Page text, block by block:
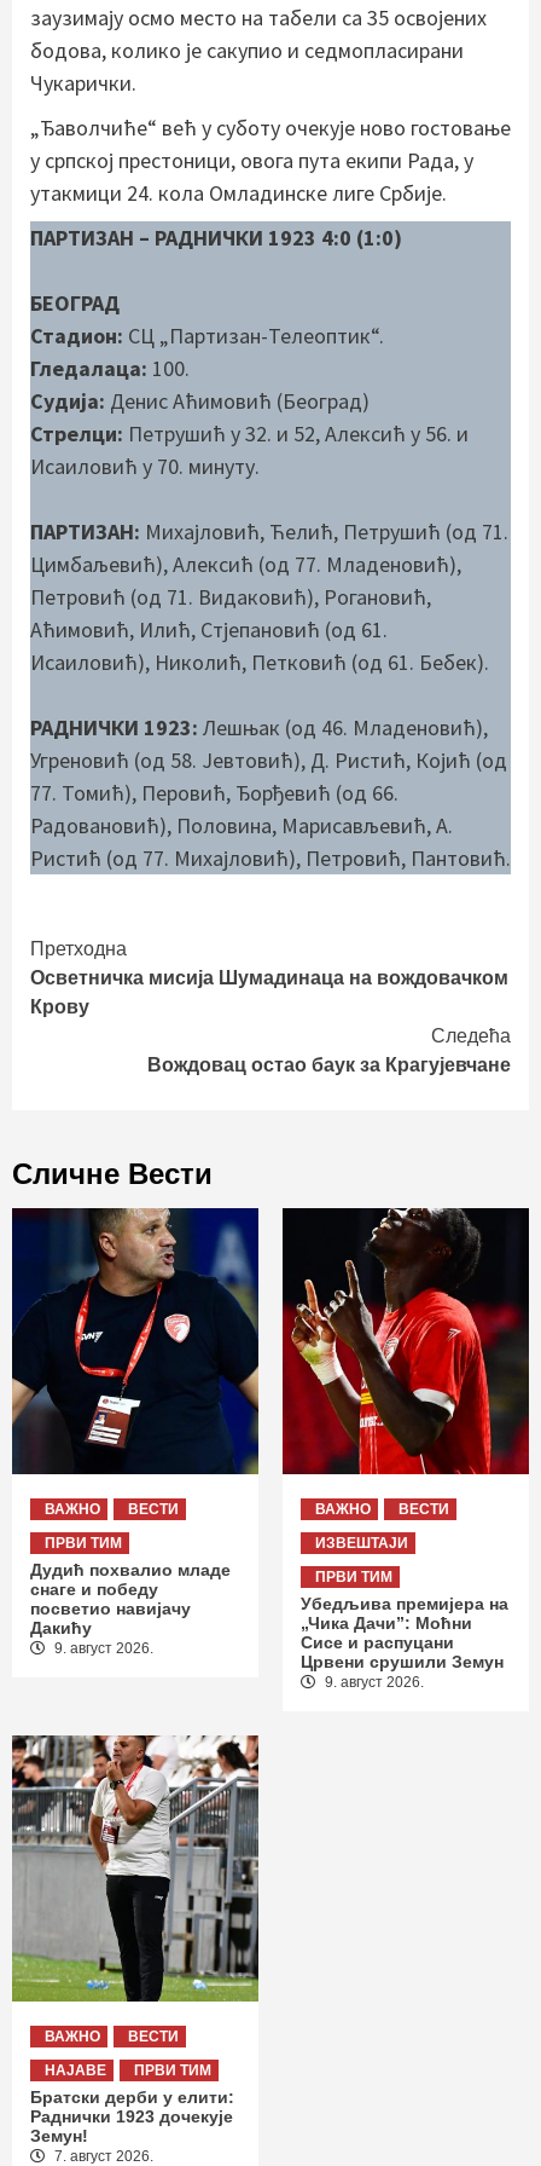
заузимају осмо место на табели са 35 освојених
бодова, колико је сакупио и седмопласирани
Чукарички.
„Ђаволчиће“ већ у суботу очекује ново гостовање
у српској престоници, овога пута екипи Рада, у
утакмици 24. кола Омладинске лиге Србије.
ПАРТИЗАН – РАДНИЧКИ 1923 4:0 (1:0)
БЕОГРАД
Стадион: СЦ „Партизан-Телеоптик“.
Гледалаца: 100.
Судија: Денис Аћимовић (Београд)
Стрелци: Петрушић у 32. и 52, Алексић у 56. и
Исаиловић у 70. минуту.
ПАРТИЗАН: Михајловић, Ћелић, Петрушић (од 71.
Цимбаљевић), Алексић (од 77. Младеновић),
Петровић (од 71. Видаковић), Рогановић,
Аћимовић, Илић, Стјепановић (од 61.
Исаиловић), Николић, Петковић (од 61. Бебек).
РАДНИЧКИ 1923: Лешњак (од 46. Младеновић),
Угреновић (од 58. Јевтовић), Д. Ристић, Којић (од
77. Томић), Перовић, Ђорђевић (од 66.
Радовановић), Половина, Марисављевић, А.
Ристић (од 77. Михајловић), Петровић, Пантовић.
Continue
Reading
Претходна
Осветничка мисија Шумадинаца на вождовачком
Крову
Следећа
Вождовац остао баук за Крагујевчане
Сличне Вести
ВАЖНО
ВЕСТИ
ПРВИ ТИМ
Дудић похвалио младе
снаге и победу
посветио навијачу
Дакићу
9. август 2026.
ВАЖНО
ВЕСТИ
ИЗВЕШТАЈИ
ПРВИ ТИМ
Убедљива премијера на
„Чика Дачи”: Моћни
Сисе и распуцани
Црвени срушили Земун
9. август 2026.
ВАЖНО
ВЕСТИ
НАЈАВЕ
ПРВИ ТИМ
Братски дерби у елити:
Раднички 1923 дочекује
Земун!
7. август 2026.